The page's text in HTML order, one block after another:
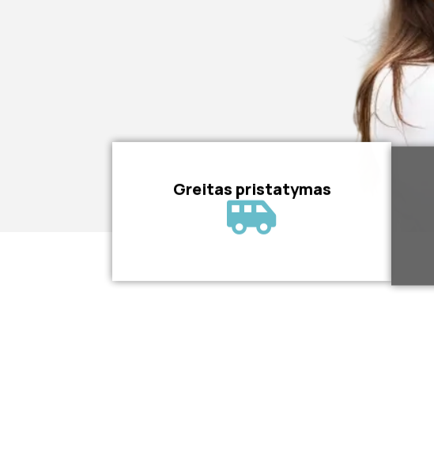
Greitas pristatymas